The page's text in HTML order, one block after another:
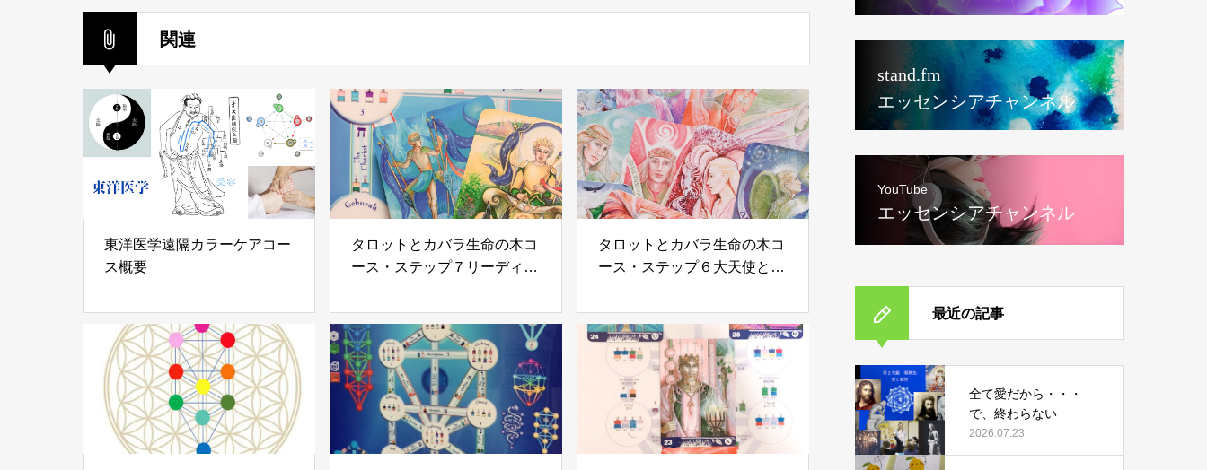
関連
東洋医学遠隔カラーケアコー
ス概要
タロットとカバラ生命の木コ
ース・ステップ７リーディン
タロットとカバラ生命の木コ
ース・ステップ６大天使と生
stand.fm
エッセンシアチャンネル
YouTube
エッセンシアチャンネル
最近の記事
全て愛だから・・・
で、終わらない
2026.07.23